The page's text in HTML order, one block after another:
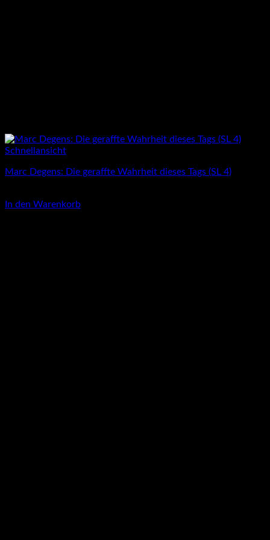
Schnellansicht
Marc Degens: Die geraffte Wahrheit dieses Tags (SL 4)
In den Warenkorb